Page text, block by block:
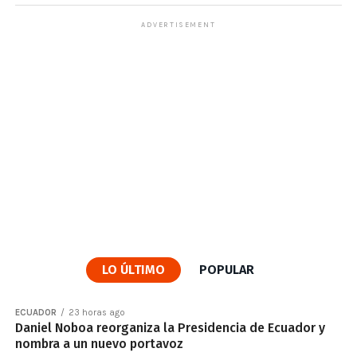
ADVERTISEMENT
LO ÚLTIMO POPULAR
ECUADOR 23 horas ago
Daniel Noboa reorganiza la Presidencia de Ecuador y
nombra a un nuevo portavoz